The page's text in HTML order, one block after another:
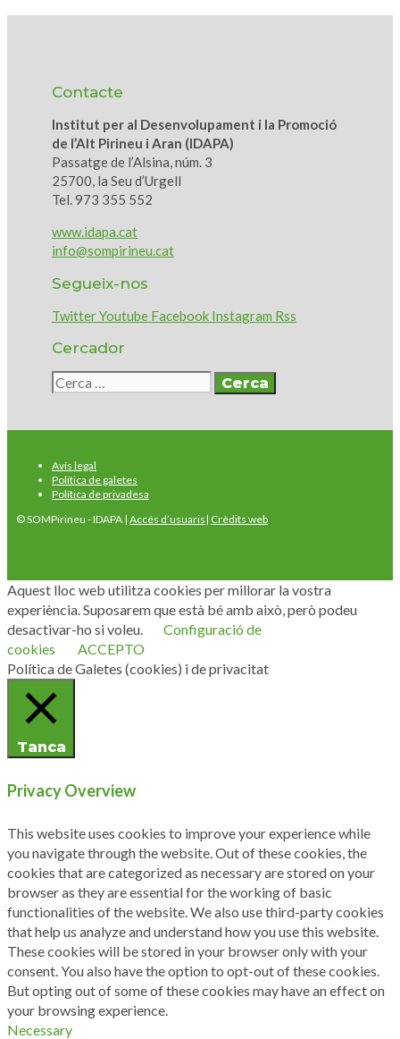
Contacte
Institut per al Desenvolupament i la Promoció
de l’Alt Pirineu i Aran (IDAPA)
Passatge de l’Alsina, núm. 3
25700, la Seu d’Urgell
Tel. 973 355 552
www.idapa.cat
info@sompirineu.cat
Segueix-nos
TwitterYoutube Facebook Instagram Rss
Cercador
Cerca:
Avís legal
Política de galetes
Política de privadesa
© SOMPirineu - IDAPA | Accés d’usuaris| Crèdits web
Aquest lloc web utilitza cookies per millorar la vostra
experiència. Suposarem que està bé amb això, però podeu
desactivar-ho si voleu.
Configuració de
cookies
ACCEPTO
Política de Galetes (cookies) i de privacitat
Tanca
Privacy Overview
This website uses cookies to improve your experience while
you navigate through the website. Out of these cookies, the
cookies that are categorized as necessary are stored on your
browser as they are essential for the working of basic
functionalities of the website. We also use third-party cookies
that help us analyze and understand how you use this website.
These cookies will be stored in your browser only with your
consent. You also have the option to opt-out of these cookies.
But opting out of some of these cookies may have an effect on
your browsing experience.
Necessary